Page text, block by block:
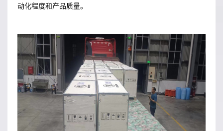
动化程度和产品质量。